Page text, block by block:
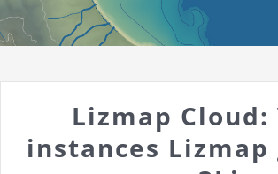
Lizmap Cloud:
instances Lizmap